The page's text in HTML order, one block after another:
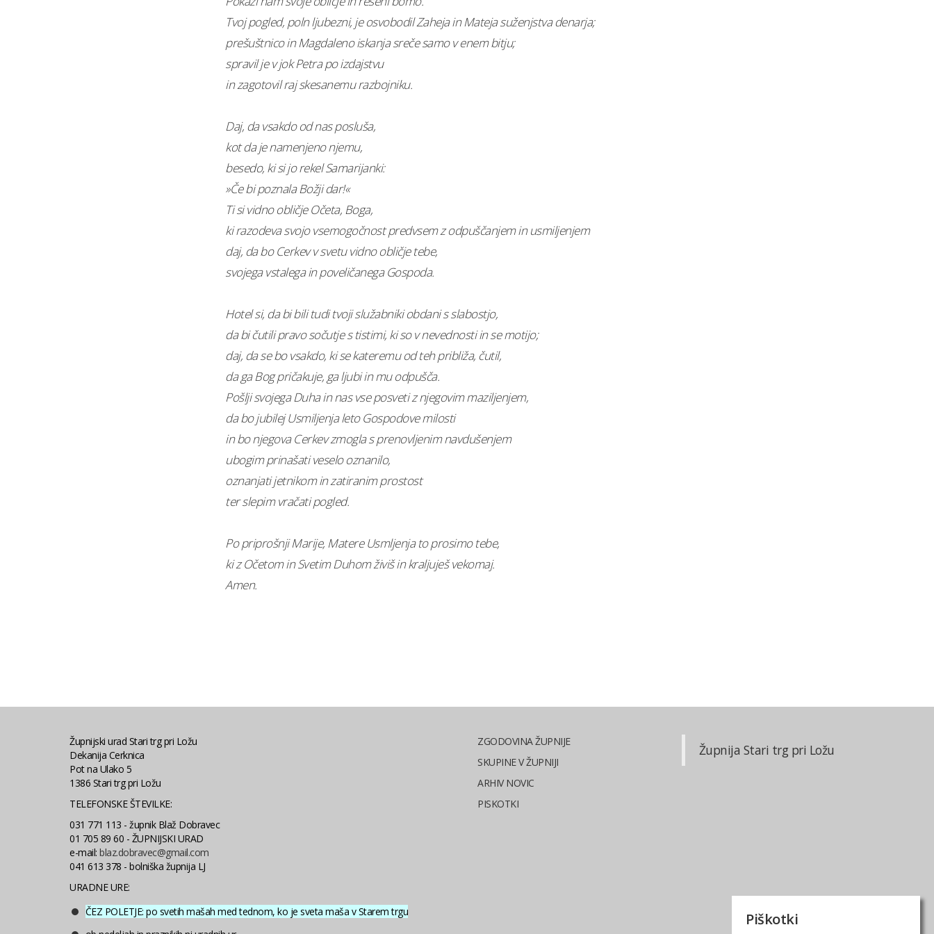
Tvoj pogled, poln ljubezni, je osvobodil Zaheja in Mateja suženjstva denarja;
prešuštnico in Magdaleno iskanja sreče samo v enem bitju;
spravil je v jok Petra po izdajstvu
in zagotovil raj skesanemu razbojniku.
Daj, da vsakdo od nas posluša,
kot da je namenjeno njemu,
besedo, ki si jo rekel Samarijanki:
»Če bi poznala Božji dar!«
Ti si vidno obličje Očeta, Boga,
ki razodeva svojo vsemogočnost predvsem z odpuščanjem in usmiljenjem
daj, da bo Cerkev v svetu vidno obličje tebe,
svojega vstalega in poveličanega Gospoda.
Hotel si, da bi bili tudi tvoji služabniki obdani s slabostjo,
da bi čutili pravo sočutje s tistimi, ki so v nevednosti in se motijo;
daj, da se bo vsakdo, ki se kateremu od teh približa, čutil,
da ga Bog pričakuje, ga ljubi in mu odpušča.
Pošlji svojega Duha in nas vse posveti z njegovim maziljenjem,
da bo jubilej Usmiljenja leto Gospodove milosti
in bo njegova Cerkev zmogla s prenovljenim navdušenjem
ubogim prinašati veselo oznanilo,
oznanjati jetnikom in zatiranim prostost
ter slepim vračati pogled.
Po priprošnji Marije, Matere Usmljenja to prosimo tebe,
ki z Očetom in Svetim Duhom živiš in kraljuješ vekomaj.
Amen.
Piškotki
Župnijski urad Stari trg pri Ložu
Dekanija Cerknica
Pot na Ulako 5
1386 Stari trg pri Ložu
TELEFONSKE ŠTEVILKE:
031 771 113 - župnik Blaž Dobravec
01 705 89 60 - ŽUPNIJSKI URAD
e-mail: blaz.dobravec@gmail.com
041 613 378 - bolniška župnija LJ
URADNE URE:
ČEZ POLETJE: po svetih mašah med tednom, ko je sveta maša v Starem trgu
ZGODOVINA ŽUPNIJE
SKUPINE V ŽUPNIJI
ARHIV NOVIC
PISKOTKI
Župnija Stari trg pri Ložu